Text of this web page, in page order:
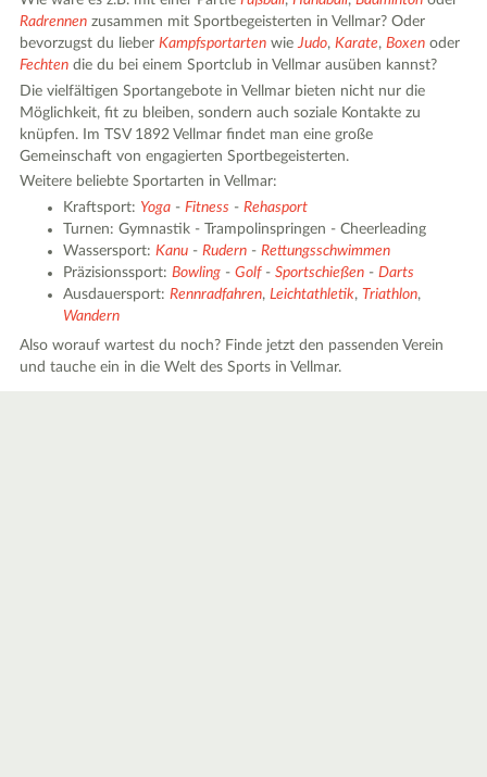
Radrennen zusammen mit Sportbegeisterten in Vellmar? Oder
bevorzugst du lieberKampfsportarten wieJudo,Karate,Boxen oder
Fechten die du bei einem Sportclub in Vellmar ausüben kannst?
Die vielfältigen Sportangebote in Vellmar bieten nicht nur die
Möglichkeit, fit zu bleiben, sondern auch soziale Kontakte zu
knüpfen. Im TSV 1892 Vellmar findet man eine große
Gemeinschaft von engagierten Sportbegeisterten.
Weitere beliebte Sportarten in Vellmar:
Kraftsport: Yoga -Fitness -Rehasport
Turnen: Gymnastik - Trampolinspringen - Cheerleading
Wassersport:Kanu -Rudern -Rettungsschwimmen
Präzisionssport:Bowling -Golf-Sportschießen -Darts
Ausdauersport:Rennradfahren,Leichtathletik,Triathlon,
Wandern
Also worauf wartest du noch? Finde jetzt den passenden Verein
und tauche ein in die Welt des Sports in Vellmar.